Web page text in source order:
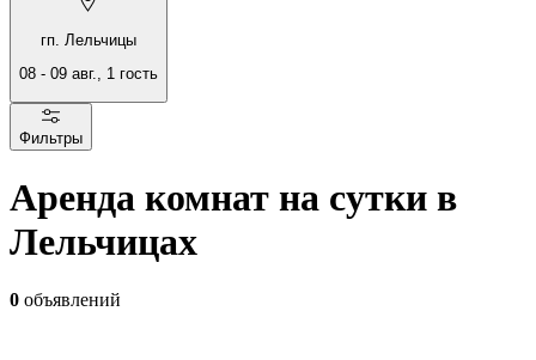
гп. Лельчицы
08 - 09 авг., 1 гость
Фильтры
Аренда комнат на сутки в
Лельчицах
0 объявлений